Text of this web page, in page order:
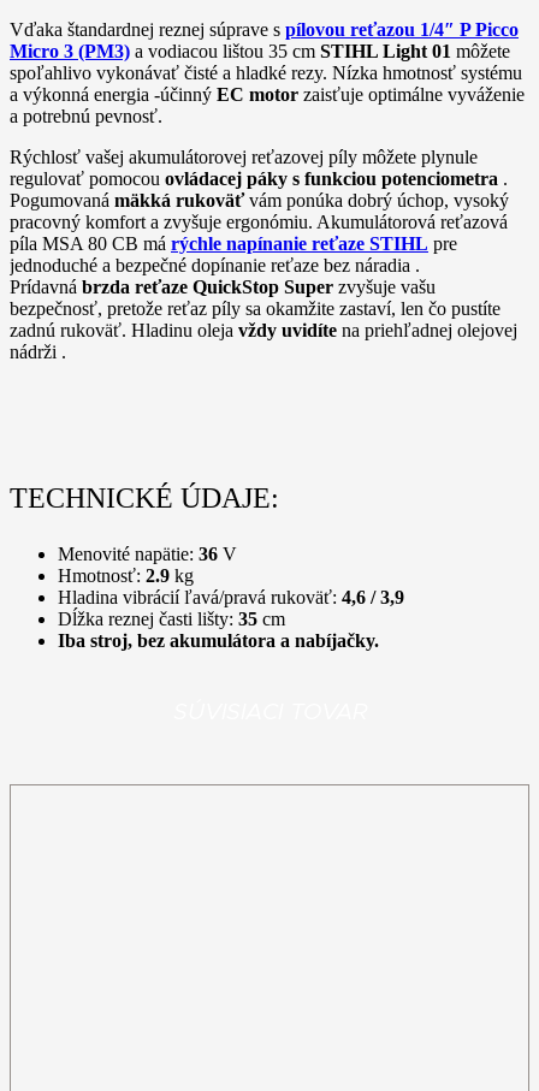
Vďaka štandardnej reznej súprave s pílovou reťazou 1/4″ P Picco
Micro 3 (PM3) a vodiacou lištou 35 cm STIHL Light 01 môžete
spoľahlivo vykonávať čisté a hladké rezy. Nízka hmotnosť systému
a výkonná energia -účinný EC motor zaisťuje optimálne vyváženie
a potrebnú pevnosť.
Rýchlosť vašej akumulátorovej reťazovej píly môžete plynule
regulovať pomocou ovládacej páky s funkciou potenciometra .
Pogumovaná mäkká rukoväťvám ponúka dobrý úchop, vysoký
pracovný komfort a zvyšuje ergonómiu. Akumulátorová reťazová
píla MSA 80 CB má rýchle napínanie reťaze STIHL pre
jednoduché a bezpečné dopínanie reťaze bez náradia .
Prídavná brzda reťaze QuickStop Super zvyšuje vašu
bezpečnosť, pretože reťaz píly sa okamžite zastaví, len čo pustíte
zadnú rukoväť. Hladinu oleja vždy uvidíte na priehľadnej olejovej
nádrži .
TECHNICKÉ ÚDAJE:
Menovité napätie: 36 V
Hmotnosť: 2.9 kg
Hladina vibrácií ľavá/pravá rukoväť: 4,6 / 3,9
Dĺžka reznej časti lišty: 35 cm
Iba stroj, bez akumulátora a nabíjačky.